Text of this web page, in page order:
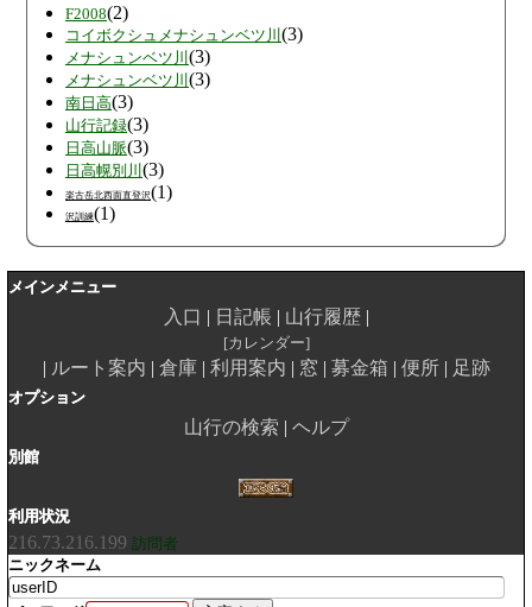
F2008(2)
コイボクシュメナシュンベツ川 (3)
メナシュンベツ川 (3)
メナシュンベツ川 (3)
南日高(3)
山行記録(3)
日高山脈(3)
日高幌別川 (3)
楽古岳北西面直登沢(1)
沢訓練(1)
メインメニュー
入口 日記帳 山行履歴
カレンダー
ルート案内 倉庫 利用案内 窓 募金箱 便所 足跡
オプション
山行の検索 ヘルプ
別館
利用状況
216.73.216.199 訪問者
ニックネーム